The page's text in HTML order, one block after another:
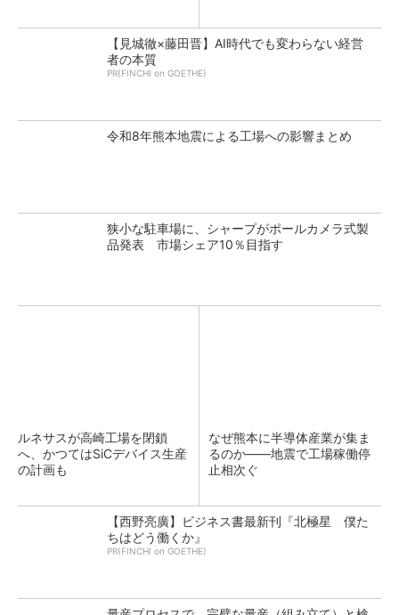
【見城徹×藤田晋】AI時代でも変わらない経営
者の本質
PR(FINCHI on GOETHE)
令和8年熊本地震による工場への影響まとめ
狭小な駐車場に、シャープがポールカメラ式製
品発表 市場シェア10％目指す
ルネサスが高崎工場を閉鎖
へ、かつてはSiCデバイス生産
の計画も
なぜ熊本に半導体産業が集ま
るのか――地震で工場稼働停
止相次ぐ
【西野亮廣】ビジネス書最新刊『北極星 僕た
ちはどう働くか』
PR(FINCHI on GOETHE)